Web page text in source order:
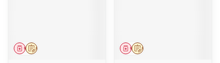
Op voorschrift
Geneesmiddel Op voorschrift
Geneesmiddel